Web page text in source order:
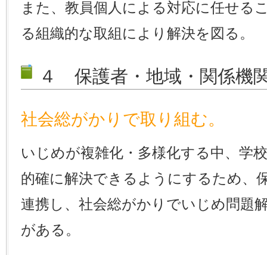
また、教員個人による対応に任せる
る組織的な取組により解決を図る。
４ 保護者・地域・関係機
社会総がかりで取り組む。
いじめが複雑化・多様化する中、学
的確に解決できるようにするため、
連携し、社会総がかりでいじめ問題
がある。